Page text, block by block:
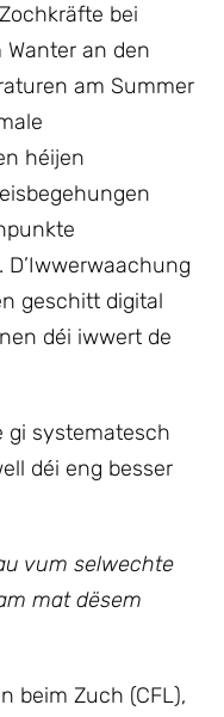
bei
an den
am Summer
héijen
geschitt digital
déi iwwert de
gi systematesch
déi eng besser
vum selwechte
mat dësem
beim Zuch (CFL),